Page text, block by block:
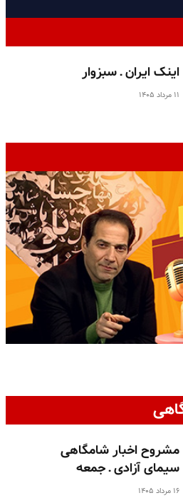
اینک ایران ـ سبزوار
۱۱ مرداد ۱۴۰۵
مشروح اخبار شامگاهی
سیمای آزادی ـ جمعه
۱۶ مرداد ۱۴۰۵